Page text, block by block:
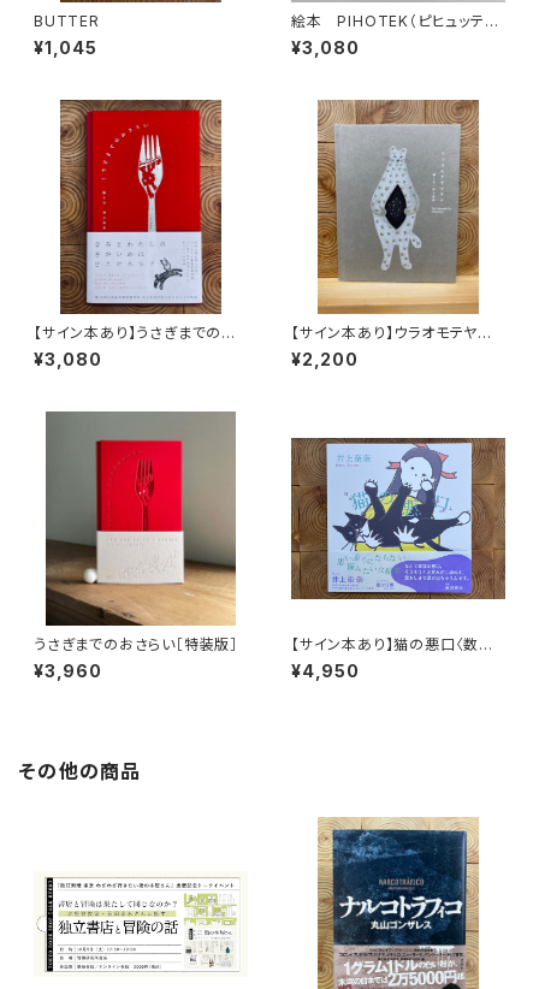
BUTTER
¥1,045
絵本 PIHOTEK（ピヒュッティ）
北極を風と歩く
¥3,080
【サイン本あり】うさぎまでのお
さらい［通常版］
¥3,080
【サイン本あり】ウラオモテヤマ
ネコ
¥2,200
うさぎまでのおさらい［特装版］
¥3,960
【サイン本あり】猫の悪口〈数量
限定・オリジナルトート付き〉
¥4,950
その他の商品